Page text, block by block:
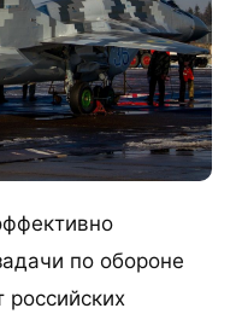
по обороне
российских